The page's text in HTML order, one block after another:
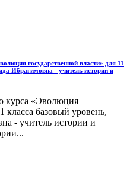
государственной власти» для 11
Ибрагимовна - учитель истории и
курса «Эволюция
класса базовый уровень,
- учитель истории и